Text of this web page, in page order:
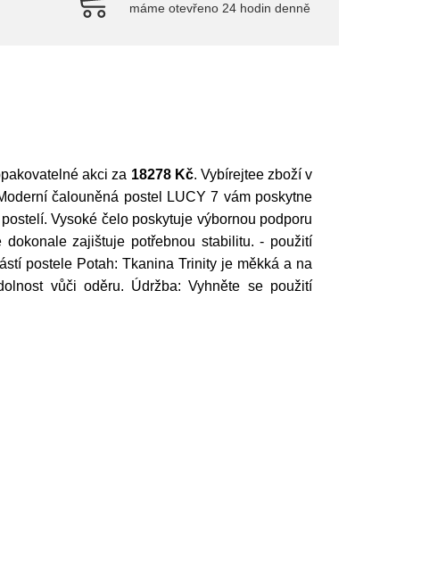
máme otevřeno 24 hodin denně
akci za 18278 Kč. Vybírejtee zboží v
čalouněná postel LUCY 7 vám poskytne
Vysoké čelo poskytuje výbornou podporu
zajištuje potřebnou stabilitu. - použití
postele Potah: Tkanina Trinity je měkká a na
vůči oděru. Údržba: Vyhněte se použití